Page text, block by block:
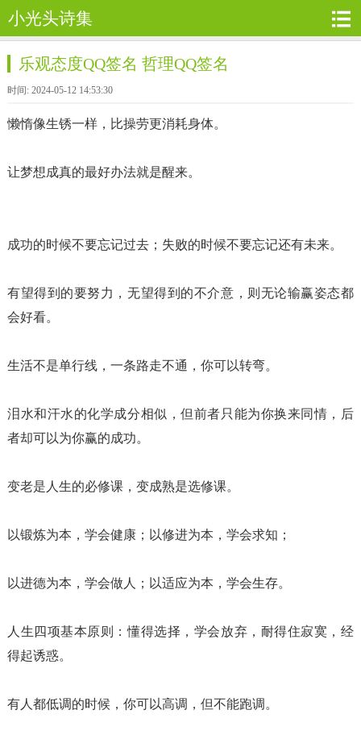
小光头诗集
乐观态度QQ签名 哲理QQ签名
时间: 2024-05-12 14:53:30
懒惰像生锈一样，比操劳更消耗身体。
让梦想成真的最好办法就是醒来。
成功的时候不要忘记过去；失败的时候不要忘记还有未来。
有望得到的要努力，无望得到的不介意，则无论输赢姿态都
会好看。
生活不是单行线，一条路走不通，你可以转弯。
泪水和汗水的化学成分相似，但前者只能为你换来同情，后
者却可以为你赢的成功。
变老是人生的必修课，变成熟是选修课。
以锻炼为本，学会健康；以修进为本，学会求知；
以进德为本，学会做人；以适应为本，学会生存。
人生四项基本原则：懂得选择，学会放弃，耐得住寂寞，经
得起诱惑。
有人都低调的时候，你可以高调，但不能跑调。